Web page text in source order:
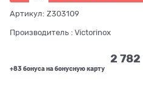
Артикул: Z303109
Производитель : Victorinox
2 782
+83 бонуса на бонусную карту